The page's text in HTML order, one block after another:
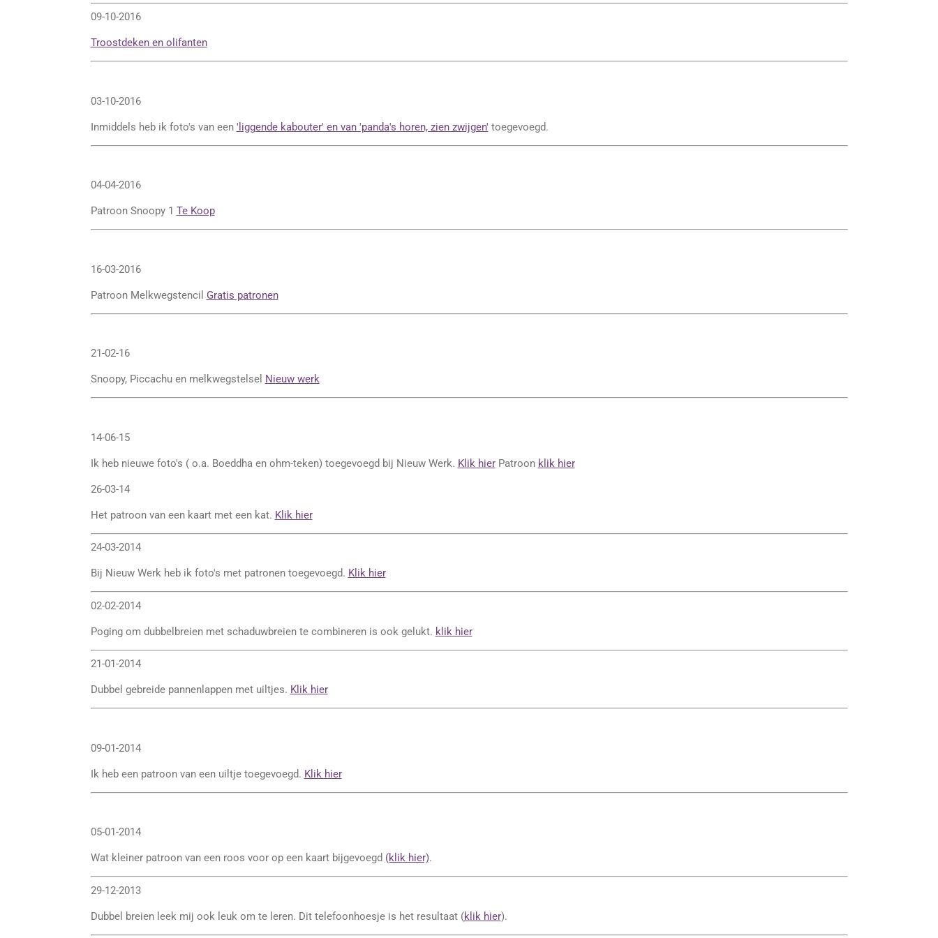
09-10-2016
Troostdeken en olifanten
03-10-2016
Inmiddels heb ik foto's van een 'liggende kabouter' en van 'panda's horen, zien zwijgen' toegevoegd.
04-04-2016
Patroon Snoopy 1 Te Koop
16-03-2016
Patroon Melkwegstencil Gratis patronen
21-02-16
Snoopy, Piccachu en melkwegstelsel Nieuw werk
14-06-15
Ik heb nieuwe foto's ( o.a. Boeddha en ohm-teken) toegevoegd bij Nieuw Werk. Klik hierPatroon klik hier
26-03-14
Het patroon van een kaart met een kat. Klik hier
24-03-2014
Bij Nieuw Werk heb ik foto's met patronen toegevoegd. Klik hier
02-02-2014
Poging om dubbelbreien met schaduwbreien te combineren is ook gelukt. klik hier
21-01-2014
Dubbel gebreide pannenlappen met uiltjes. Klik hier
09-01-2014
Ik heb een patroon van een uiltje toegevoegd. Klik hier
05-01-2014
Wat kleiner patroon van een roos voor op een kaart bijgevoegd (klik hier).
29-12-2013
Dubbel breien leek mij ook leuk om te leren. Dit telefoonhoesje is het resultaat (klik hier).